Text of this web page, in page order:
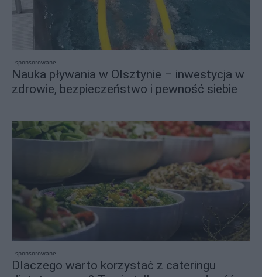
sponsorowane
Nauka pływania w Olsztynie – inwestycja w
zdrowie, bezpieczeństwo i pewność siebie
sponsorowane
Dlaczego warto korzystać z cateringu